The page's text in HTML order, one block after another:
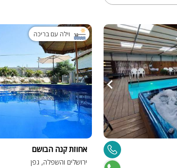
וילה עם בריכה
אחוזת קנה הבושם
ירושלים והשפלה, גפן